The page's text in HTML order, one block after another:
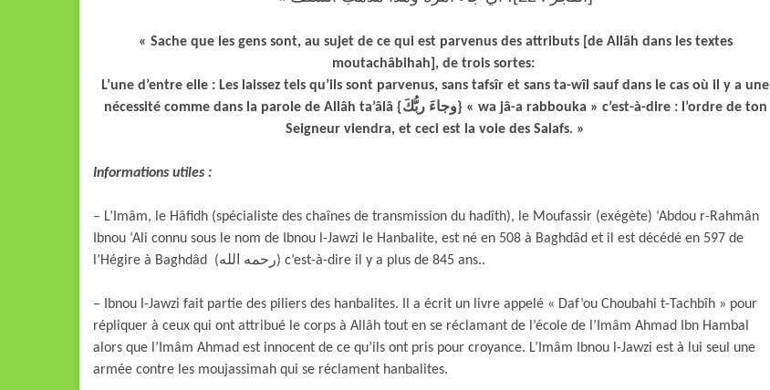
« Sache que les gens sont, au sujet de ce qui est parvenus des attributs [de Allâh dans les textes
moutachâbihah], de trois sortes:
L’une d’entre elle : Les laissez tels qu’ils sont parvenus, sans tafsîr et sans ta-wîl sauf dans le cas où il y a une
nécessité comme dans la parole de Allâh ta’âlâ {وجاءَ ربُّكَ} « wa jâ-a rabbouka » c’est-à-dire : l’ordre de ton
Seigneur viendra, et ceci est la voie des Salafs. »
Informations utiles :
– L’Imâm, le Hâfidh (spécialiste des chaînes de transmission du hadîth), le Moufassir (exégète) ‘Abdou r-Rahmân
Ibnou ‘Ali connu sous le nom de Ibnou l-Jawzi le Hanbalite, est né en 508 à Baghdâd et il est décédé en 597 de
l’Hégire à Baghdâd (رحمه الله) c’est-à-dire il y a plus de 845 ans..
– Ibnou l-Jawzi fait partie des piliers des hanbalites. Il a écrit un livre appelé « Daf’ou Choubahi t-Tachbîh » pour
répliquer à ceux qui ont attribué le corps à Allâh tout en se réclamant de l’école de l’Imâm Ahmad Ibn Hambal
alors que l’Imâm Ahmad est innocent de ce qu’ils ont pris pour croyance. L’Imâm Ibnou l-Jawzi est à lui seul une
armée contre les moujassimah qui se réclament hanbalites.